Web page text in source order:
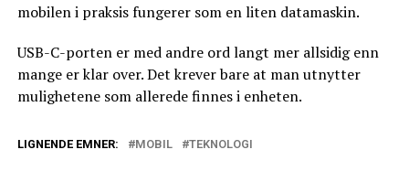
mobilen i praksis fungerer som en liten datamaskin.
USB-C-porten er med andre ord langt mer allsidig enn
mange er klar over. Det krever bare at man utnytter
mulighetene som allerede finnes i enheten.
LIGNENDE EMNER: MOBIL TEKNOLOGI